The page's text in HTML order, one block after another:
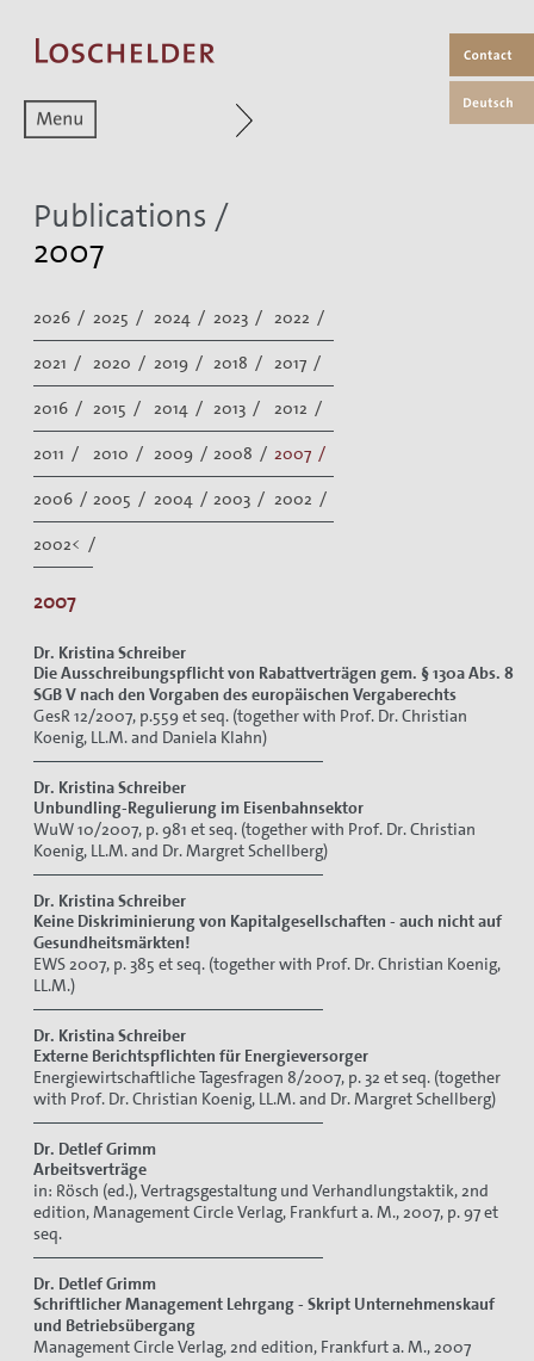
Zum aktuellen Menüpunkt
Publications /
2007
2026 / 2025 / 2024 / 2023 / 2022 /
2021 / 2020 / 2019 / 2018 / 2017 /
2016 / 2015 / 2014 / 2013 / 2012 /
2011 / 2010 / 2009 / 2008 / 2007 /
2006 / 2005 / 2004 / 2003 / 2002 /
2002< /
2007
Dr. Kristina Schreiber
Die Ausschreibungspflicht von Rabattverträgen gem. § 130a Abs. 8
SGB V nach den Vorgaben des europäischen Vergaberechts
GesR 12/2007, p.559 et seq. (together with Prof. Dr. Christian
Koenig, LL.M. and Daniela Klahn)
Dr. Kristina Schreiber
Unbundling-Regulierung im Eisenbahnsektor
WuW 10/2007, p. 981 et seq. (together with Prof. Dr. Christian
Koenig, LL.M. and Dr. Margret Schellberg)
Dr. Kristina Schreiber
Keine Diskriminierung von Kapitalgesellschaften - auch nicht auf
Gesundheitsmärkten!
EWS 2007, p. 385 et seq. (together with Prof. Dr. Christian Koenig,
LL.M.)
Dr. Kristina Schreiber
Externe Berichtspflichten für Energieversorger
Energiewirtschaftliche Tagesfragen 8/2007, p. 32 et seq. (together
with Prof. Dr. Christian Koenig, LL.M. and Dr. Margret Schellberg)
Dr. Detlef Grimm
Arbeitsverträge
in: Rösch (ed.), Vertragsgestaltung und Verhandlungstaktik, 2nd
edition, Management Circle Verlag, Frankfurt a. M., 2007, p. 97 et
seq.
Dr. Detlef Grimm
Schriftlicher Management Lehrgang - Skript Unternehmenskauf
und Betriebsübergang
Management Circle Verlag, 2nd edition, Frankfurt a. M., 2007